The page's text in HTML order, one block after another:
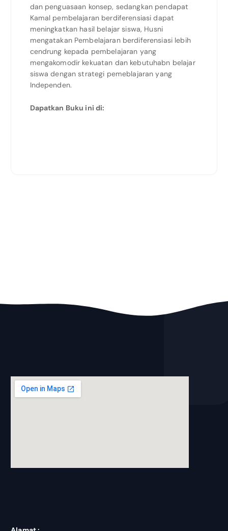
dan penguasaan konsep, sedangkan pendapat
Kamal pembelajaran berdiferensiasi dapat
meningkatkan hasil belajar siswa, Husni
mengatakan Pembelajaran berdiferensiasi lebih
cendrung kepada pembelajaran yang
mengakomodir kekuatan dan kebutuhabn belajar
siswa dengan strategi pemeblajaran yang
Independen.
Dapatkan Buku ini di: